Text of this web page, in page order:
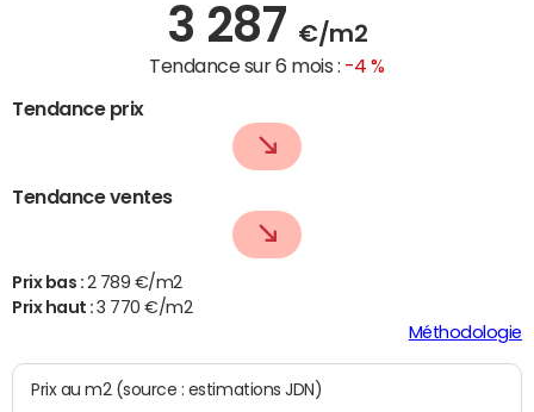
3 287 €/m2
Tendance sur 6 mois : -4 %
Tendance prix
Tendance ventes
Prix bas : 2 789 €/m2
Prix haut :3 770 €/m2
Méthodologie
Prix au m2 (source : estimations JDN)